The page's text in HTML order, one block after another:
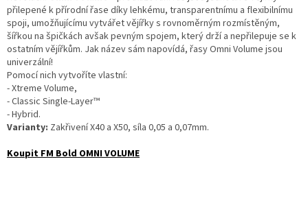
přilepené k přírodní řase díky lehkému, transparentnímu a flexibilnímu
spoji, umožňujícímu vytvářet vějířky s rovnoměrným rozmístěným,
šířkou na špičkách avšak pevným spojem, který drží a nepřilepuje se k
ostatním vějířkům. Jak název sám napovídá, řasy Omni Volume jsou
univerzální!
Pomocí nich vytvoříte vlastní:
- Xtreme Volume,
- Classic Single-Layer™
- Hybrid.
Varianty: Zakřivení X40 a X50, síla 0,05 a 0,07mm.
Koupit FM Bold OMNI VOLUME